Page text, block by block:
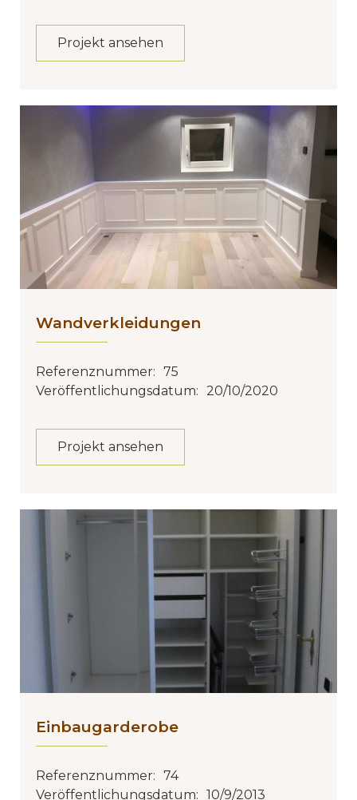
Projekt ansehen
Wandverkleidungen
Referenznummer: 75
Veröffentlichungsdatum: 20/10/2020
Projekt ansehen
Einbaugarderobe
Referenznummer: 74
Veröffentlichungsdatum: 10/9/2013